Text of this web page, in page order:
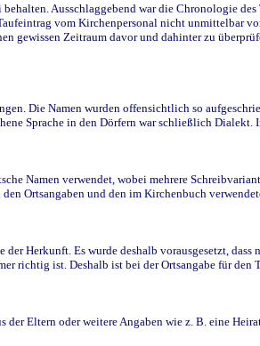
Ausschlaggebend war die Chronologie
vom Kirchenpersonal nicht unmittelbar
gewissen Zeitraum davor und dahinter zu
Die Namen wurden offensichtlich so
Sprache in den Dörfern war schließlich
Namen verwendet, wobei mehrere
Ortsangaben und den im Kirchenbuch
Herkunft. Es wurde deshalb vorausgesetzt,
richtig ist. Deshalb ist bei der Ortsangabe für
Eltern oder weitere Angaben wie z. B. eine